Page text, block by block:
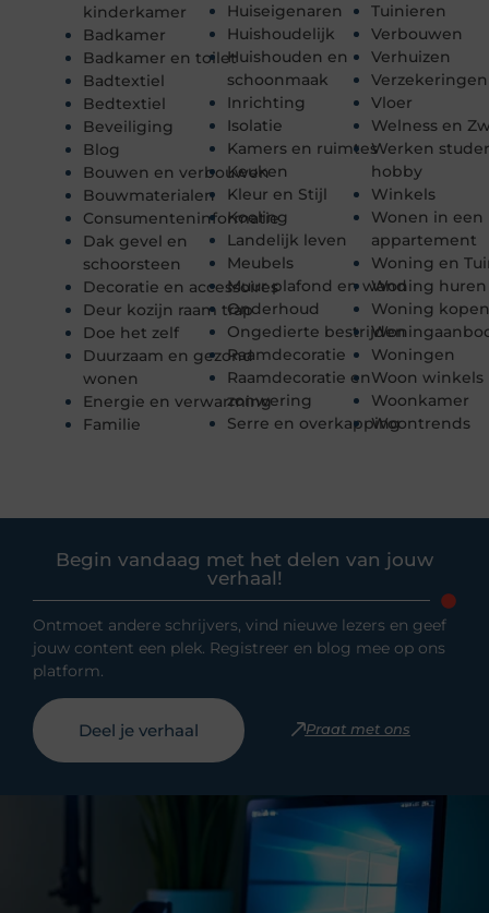
kinderkamer
Badkamer
Badkamer en toilet
Badtextiel
Bedtextiel
Beveiliging
Blog
Bouwen en verbouwen
Bouwmaterialen
Consumenteninformatie
Dak gevel en
schoorsteen
Decoratie en accessoires
Deur kozijn raam trap
Doe het zelf
Duurzaam en gezond
wonen
Energie en verwarming
Familie
Huiseigenaren
Huishoudelijk
Huishouden en
schoonmaak
Inrichting
Isolatie
Kamers en ruimtes
Keuken
Kleur en Stijl
Koeling
Landelijk leven
Meubels
Muur plafond en wand
Onderhoud
Ongedierte bestrijden
Raamdecoratie
Raamdecoratie en
zonwering
Serre en overkapping
Tuinieren
Verbouwen
Verhuizen
Verzekeringen
Vloer
Welness en
Werken
hobby
Winkels
Wonen in een
appartement
Woning en
Woning huren
Woning
Woningen
Woon winkels
Woonkamer
Woontrends
Begin vandaag met het delen van jouw
verhaal!
Ontmoet andere schrijvers, vind nieuwe lezers en geef
jouw content een plek. Registreer en blog mee op ons
platform.
Deel je verhaal Praat met ons